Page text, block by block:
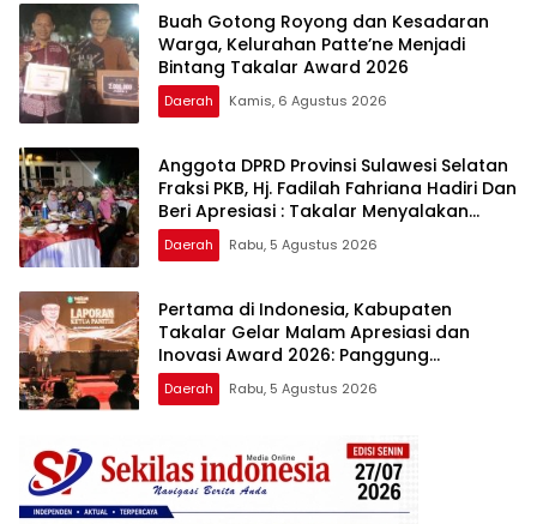
Buah Gotong Royong dan Kesadaran
Warga, Kelurahan Patte’ne Menjadi
Bintang Takalar Award 2026
Daerah Kamis, 6 Agustus 2026
Anggota DPRD Provinsi Sulawesi Selatan
Fraksi PKB, Hj. Fadilah Fahriana Hadiri Dan
Beri Apresiasi : Takalar Menyalakan
Lentera Pengabdian Melalui Malam
Apresiasi dan Inovasi Award 2026
Daerah Rabu, 5 Agustus 2026
Pertama di Indonesia, Kabupaten
Takalar Gelar Malam Apresiasi dan
Inovasi Award 2026: Panggung
Penghargaan bagi Pelayan Publik
Berprestasi
Daerah Rabu, 5 Agustus 2026